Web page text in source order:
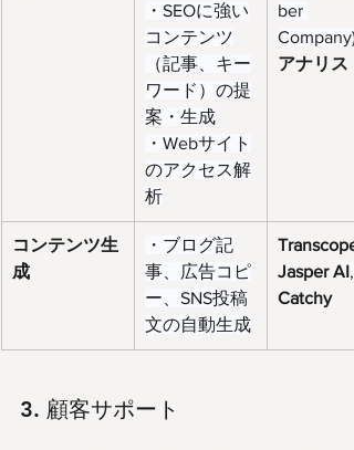
・SEOに強い
コンテンツ
（記事、キー
ワード）の提
案・生成
・Webサイト
のアクセス解
析
ber
アナリス
コンテンツ生
成
・ブログ記
事、広告コピ
ー、SNS投稿
文の自動生成
Transcope
Jasper AI,
Catchy
3. 顧客サポート